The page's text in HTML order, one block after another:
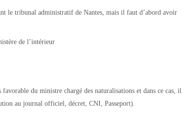
le tribunal administratif de Nantes, mais il faut d’abord avoir
de l’intérieur
du ministre chargé des naturalisations et dans ce cas, il
au journal officiel, décret, CNI, Passeport).